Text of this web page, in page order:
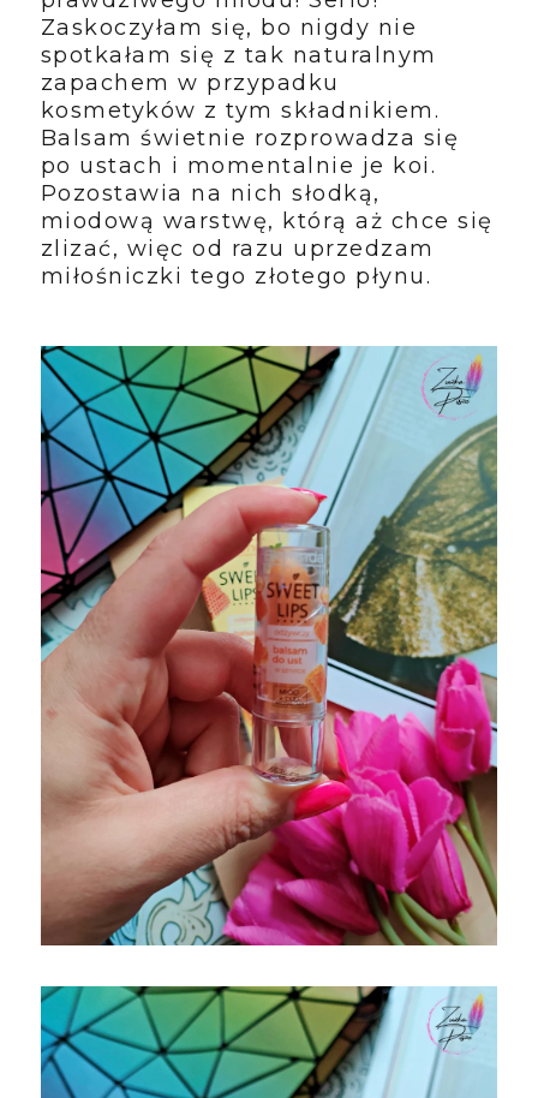
Zaskoczyłam się, bo nigdy nie
spotkałam się z tak naturalnym
zapachem w przypadku
kosmetyków z tym składnikiem.
Balsam świetnie rozprowadza się
po ustach i momentalnie je koi.
Pozostawia na nich słodką,
miodową warstwę, którą aż chce się
zlizać, więc od razu uprzedzam
miłośniczki tego złotego płynu.